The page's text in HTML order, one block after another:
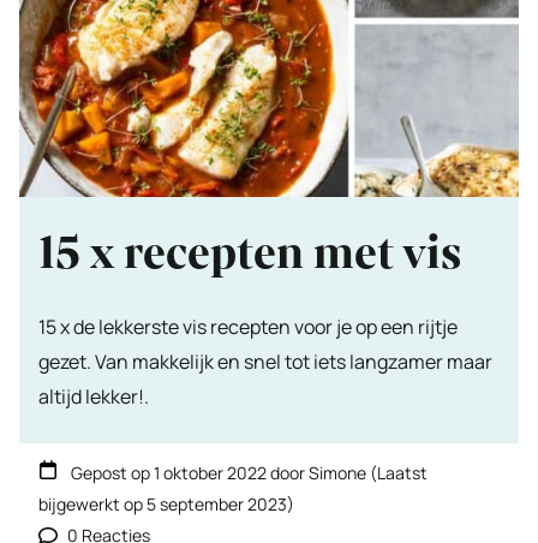
15 x recepten met vis
15 x de lekkerste vis recepten voor je op een rijtje
gezet. Van makkelijk en snel tot iets langzamer maar
altijd lekker!.
Gepost op1 oktober 2022doorSimone (Laatst
bijgewerkt op 5 september 2023)
0 Reacties